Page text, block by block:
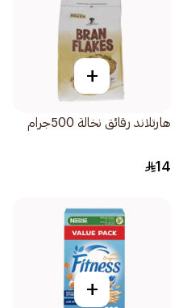
+
هارتلاند رقائق نخالة 500جرام
14
+